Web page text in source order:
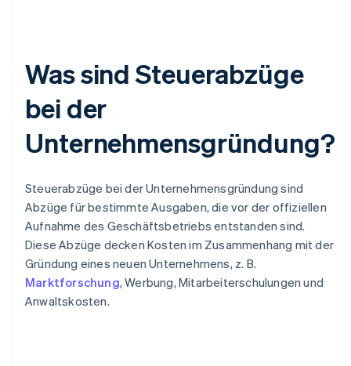
Was sind Steuerabzüge
bei der
Unternehmensgründung?
Steuerabzüge bei der Unternehmensgründung sind
Abzüge für bestimmte Ausgaben, die vor der offiziellen
Aufnahme des Geschäftsbetriebs entstanden sind.
Diese Abzüge decken Kosten im Zusammenhang mit der
Gründung eines neuen Unternehmens, z. B.
Marktforschung, Werbung, Mitarbeiterschulungen und
Anwaltskosten.